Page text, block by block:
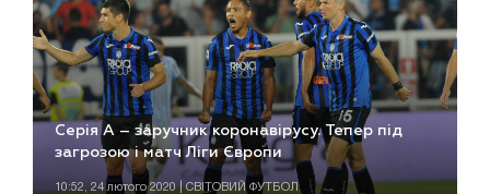
Серія А – заручник коронавірусу. Тепер під
загрозою і матч Ліги Європи
10:52, 24 лютого 2020 | СВІТОВИЙ ФУТБОЛ